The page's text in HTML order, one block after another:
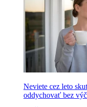
Neviete cez leto
oddychovať bez